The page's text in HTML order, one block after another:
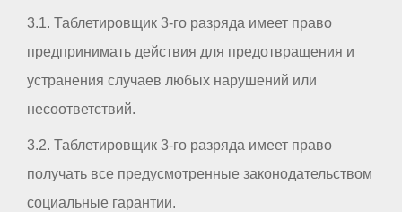
3.1. Таблетировщик 3-го разряда имеет право
предпринимать действия для предотвращения и
устранения случаев любых нарушений или
несоответствий.
3.2. Таблетировщик 3-го разряда имеет право
получать все предусмотренные законодательством
социальные гарантии.